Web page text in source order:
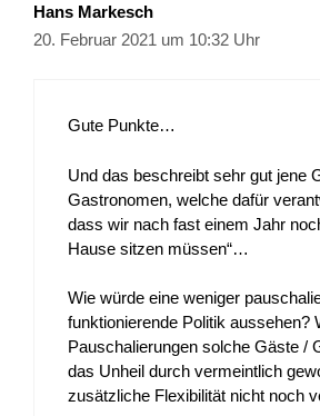
Hans Markesch
20. Februar 2021 um 10:32 Uhr
Gute Punkte…
Und das beschreibt sehr gut jene
Gastronomen, welche dafür
dass wir nach fast einem Jahr
Hause sitzen müssen“…
Wie würde eine weniger
funktionierende Politik aussehen?
Pauschalierungen solche Gäste /
das Unheil durch vermeintlich
zusätzliche Flexibilität nicht noch